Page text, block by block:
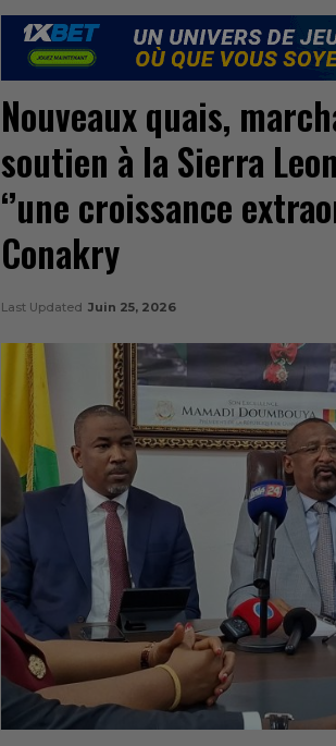
Nouveaux quais,
soutien à la Sierra
‘’une croissance
Conakry
Last Updated Juin 25, 2026